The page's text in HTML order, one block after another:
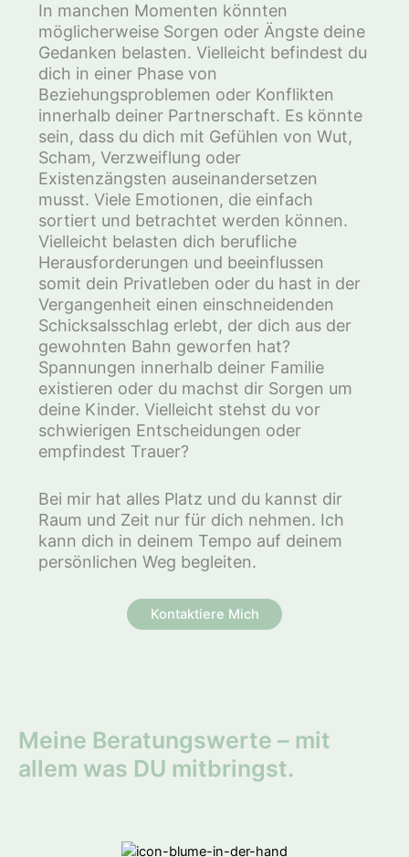
In manchen Momenten könnten
möglicherweise Sorgen oder Ängste deine
Gedanken belasten. Vielleicht befindest du
dich in einer Phase von
Beziehungsproblemen oder Konflikten
innerhalb deiner Partnerschaft. Es könnte
sein, dass du dich mit Gefühlen von Wut,
Scham, Verzweiflung oder
Existenzängsten auseinandersetzen
musst. Viele Emotionen, die einfach
sortiert und betrachtet werden können.
Vielleicht belasten dich berufliche
Herausforderungen und beeinflussen
somit dein Privatleben oder du hast in der
Vergangenheit einen einschneidenden
Schicksalsschlag erlebt, der dich aus der
gewohnten Bahn geworfen hat?
Spannungen innerhalb deiner Familie
existieren oder du machst dir Sorgen um
deine Kinder. Vielleicht stehst du vor
schwierigen Entscheidungen oder
empfindest Trauer?
Bei mir hat alles Platz und du kannst dir
Raum und Zeit nur für dich nehmen. Ich
kann dich in deinem Tempo auf deinem
persönlichen Weg begleiten.
Kontaktiere Mich
Meine Beratungswerte – mit
allem was DU mitbringst.